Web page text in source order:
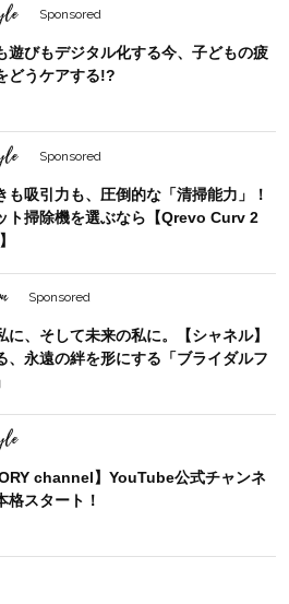
Sponsored
遊びもデジタル化する今、子どもの疲
どうケアする!?
Sponsored
も吸引力も、圧倒的な「清掃能力」！
ト掃除機を選ぶなら【Qrevo Curv 2
Sponsored
に、そして未来の私に。【シャネル】
、永遠の絆を形にする「ブライダルフ
channel】YouTube公式チャンネ
格スタート！